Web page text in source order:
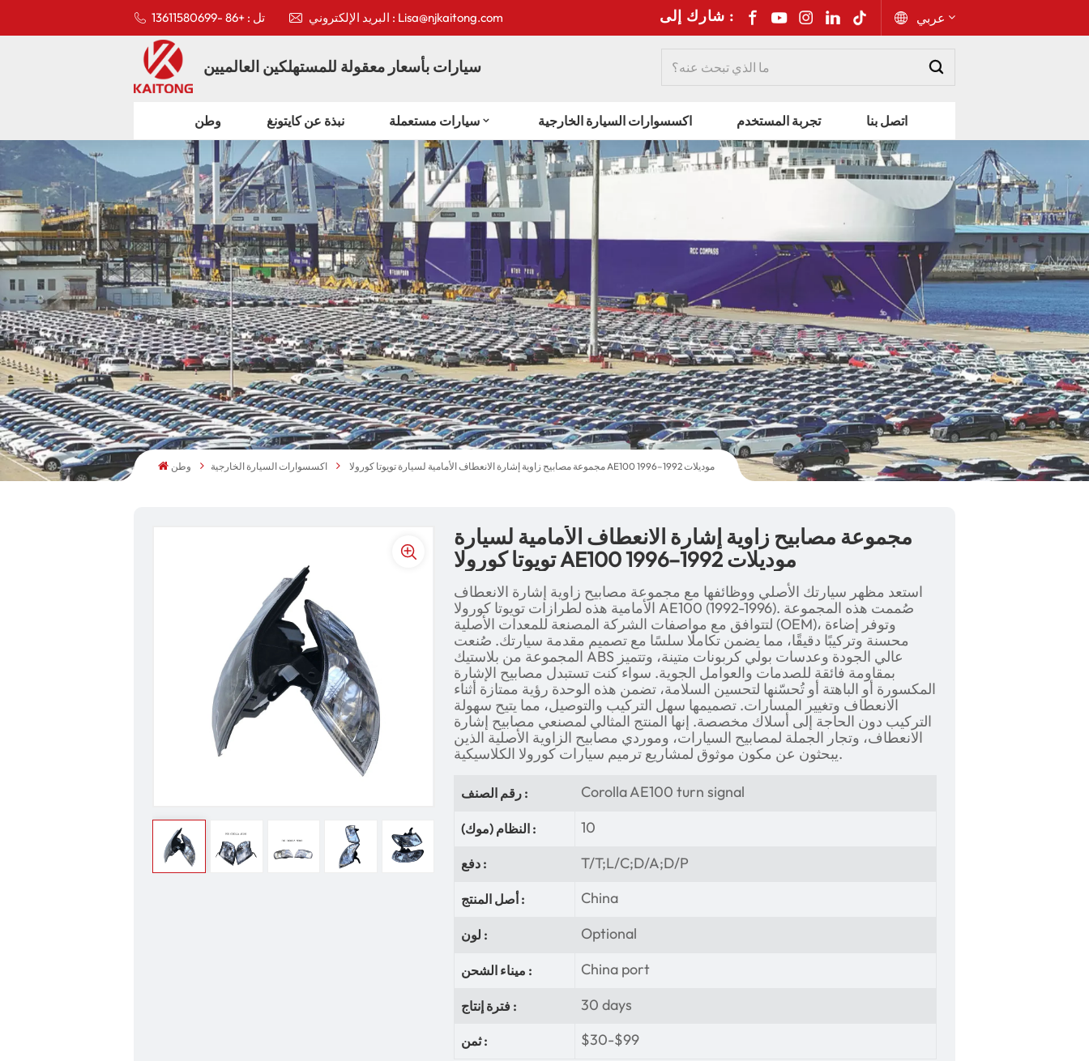
تل : +86 -13611580699 البريد الإلكتروني : Lisa@njkaitong.com شارك إلى : عربي
Русский
Español
Português
عربي
kiswahili
سيارات بأسعار معقولة للمستهلكين العالميين
وطن نبذة عن كايتونغ سيارات مستعملة اكسسوارات السيارة الخارجية تجربة المستخدم اتصل بنا
وطن اكسسوارات السيارة الخارجية مجموعة مصابيح زاوية إشارة الانعطاف الأمامية لسيارة تويوتا كورولا AE100 موديلات 1992–1996
مجموعة مصابيح زاوية إشارة الانعطاف الأمامية لسيارة
تويوتا كورولا AE100 موديلات 1992–1996
استعد مظهر سيارتك الأصلي ووظائفها مع مجموعة مصابيح زاوية إشارة الانعطاف
الأمامية هذه لطرازات تويوتا كورولا AE100 (1992-1996). صُممت هذه المجموعة
لتتوافق مع مواصفات الشركة المصنعة للمعدات الأصلية (OEM)، وتوفر إضاءة
محسنة وتركيبًا دقيقًا، مما يضمن تكاملًا سلسًا مع تصميم مقدمة سيارتك. صُنعت
المجموعة من بلاستيك ABS عالي الجودة وعدسات بولي كربونات متينة، وتتميز
بمقاومة فائقة للصدمات والعوامل الجوية. سواء كنت تستبدل مصابيح الإشارة
المكسورة أو الباهتة أو تُحسّنها لتحسين السلامة، تضمن هذه الوحدة رؤية ممتازة أثناء
الانعطاف وتغيير المسارات. تصميمها سهل التركيب والتوصيل، مما يتيح سهولة
التركيب دون الحاجة إلى أسلاك مخصصة. إنها المنتج المثالي لمصنعي مصابيح إشارة
الانعطاف، وتجار الجملة لمصابيح السيارات، وموردي مصابيح الزاوية الأصلية الذين
يبحثون عن مكون موثوق لمشاريع ترميم سيارات كورولا الكلاسيكية.
رقم الصنف : Corolla AE100 turn signal
النظام (موك) : 10
دفع : T/T;L/C;D/A;D/P
أصل المنتج : China
لون : Optional
ميناء الشحن : China port
فترة إنتاج : 30 days
ثمن : $30-$99